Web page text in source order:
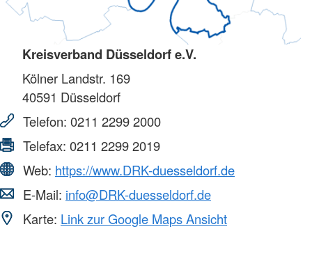
Kreisverband Düsseldorf e.V.
Kölner Landstr. 169
40591 Düsseldorf
Telefon: 0211 2299 2000
Telefax: 0211 2299 2019
Web: https://www.DRK-duesseldorf.de
E-Mail: info@DRK-duesseldorf.de
Karte: Link zur Google Maps Ansicht